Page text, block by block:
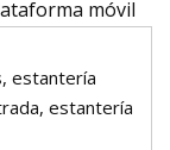
móvil
estantería
estantería